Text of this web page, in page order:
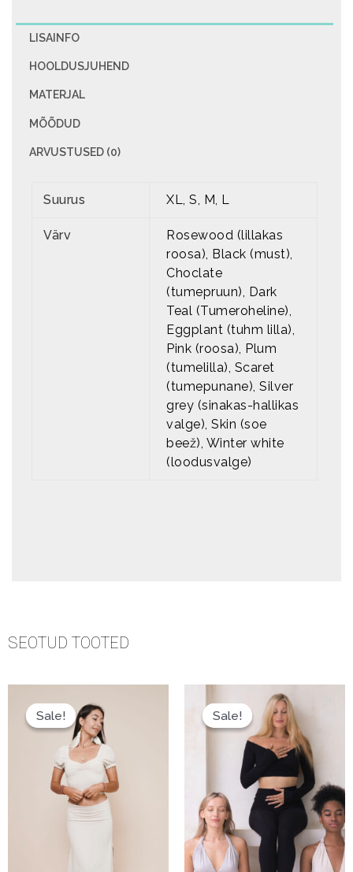
LISAINFO
HOOLDUSJUHEND
MATERJAL
MÕÕDUD
ARVUSTUSED (0)
Suurus XL, S, M, L
Värv
Rosewood (lillakas
roosa), Black (must),
Choclate
(tumepruun), Dark
Teal (Tumeroheline),
Eggplant (tuhm lilla),
Pink (roosa), Plum
(tumelilla), Scaret
(tumepunane), Silver
grey (sinakas-hallikas
valge), Skin (soe
beež), Winter white
(loodusvalge)
SEOTUD TOOTED
Sale!
Sale! Sale!
Sale!